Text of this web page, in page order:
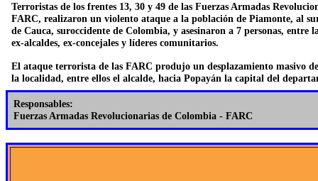
Terroristas de los frentes 13, 30 y 49 de las Fuerzas Armadas
FARC, realizaron un violento ataque a la población de Piamonte, al
de Cauca, suroccidente de Colombia, y asesinaron a 7 personas, entre
ex-alcaldes, ex-concejales y líderes comunitarios.
El ataque terrorista de las FARC produjo un desplazamiento masivo
la localidad, entre ellos el alcalde, hacia Popayán la capital del
Responsables:
Fuerzas Armadas Revolucionarias de Colombia - FARC